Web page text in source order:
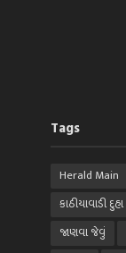
Tags
Herald Main
કાઠીયાવાડી દુહા
જાણવા જેવું